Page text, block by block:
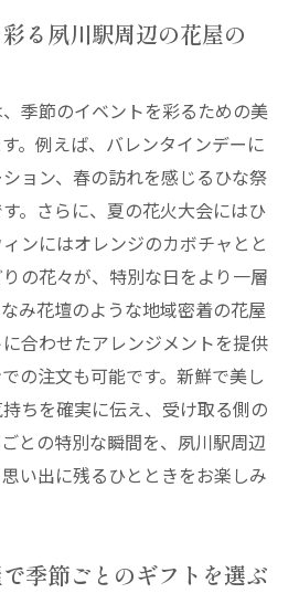
る夙川駅周辺の花屋の
季節のイベントを彩るための美
。例えば、バレンタインデーに
ョン、春の訪れを感じるひな祭
。さらに、夏の花火大会にはひ
ンにはオレンジのカボチャとと
の花々が、特別な日をより一層
み花壇のような地域密着の花屋
合わせたアレンジメントを提供
の注文も可能です。新鮮で美し
ちを確実に伝え、受け取る側の
との特別な瞬間を、夙川駅周辺
い出に残るひとときをお楽しみ
季節ごとのギフトを選ぶ